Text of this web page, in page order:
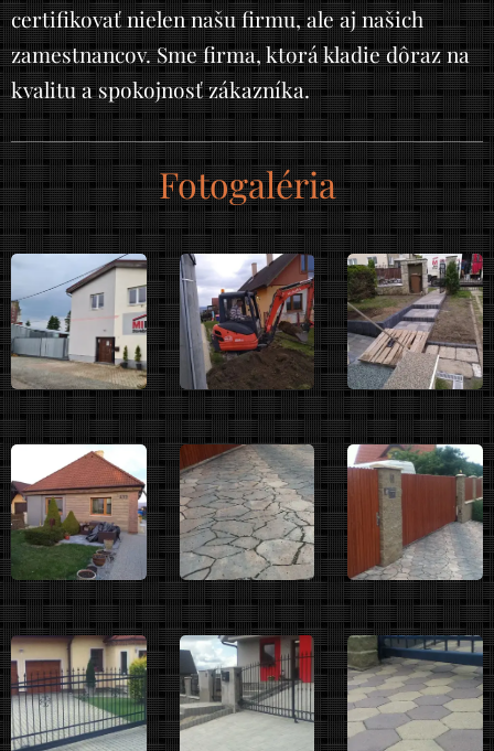
certifikovať nielen našu firmu, ale aj našich
zamestnancov. Sme firma, ktorá kladie dôraz na
kvalitu a spokojnosť zákazníka.
Fotogaléria